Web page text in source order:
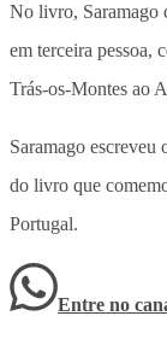
No livro, Saramago
em terceira pessoa,
Trás-os-Montes ao
Saramago
do livro que
Portugal.
Entre no